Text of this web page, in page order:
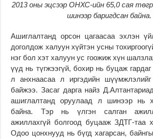
2013 оны эцсээр ОНХС-ийн 65,0 сая
шинээр баригдсан байна.
Ашиглалтанд орсон цагаасаа эхлэн
доголдож халуун хүйтэн усны
нэг бол хэт халуун ус гоожиж хүн
үүд нь түгжээгүй, бохир нь буцаж
л анхнаасаа л иргэдийн
байжээ. Засаг дарга найз
ашиглалтанд оруулаад л шинээр нь
байна. Тэр нь үлгэн салган
ажиллахгүй болгоод буцааж ЗДТГ-таа
Одоо цонхнууд нь бүгд хагарсан,